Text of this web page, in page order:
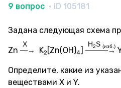
9 вопрос · ID 105181
Задана следующая схема
Zn —→
X
K2[Zn(OH)4] ———→
H2S (изб.)
Определите, какие из
веществами X и Y.